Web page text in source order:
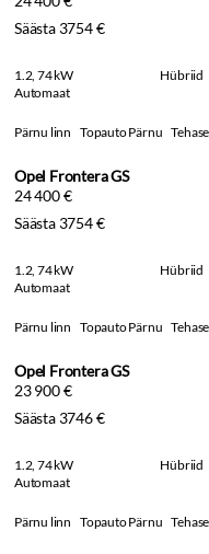
Säästa 3754 €
1.2, 74 kW
Hübriid
Automaat
Pärnu linn Topauto Pärnu
Opel Frontera GS
24 400 €
Säästa 3754 €
1.2, 74 kW
Hübriid
Automaat
Pärnu linn Topauto Pärnu
Opel Frontera GS
23 900 €
Säästa 3746 €
1.2, 74 kW
Hübriid
Automaat
Pärnu linn Topauto Pärnu